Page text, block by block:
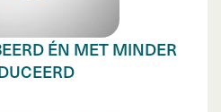
ÉN MET MINDER